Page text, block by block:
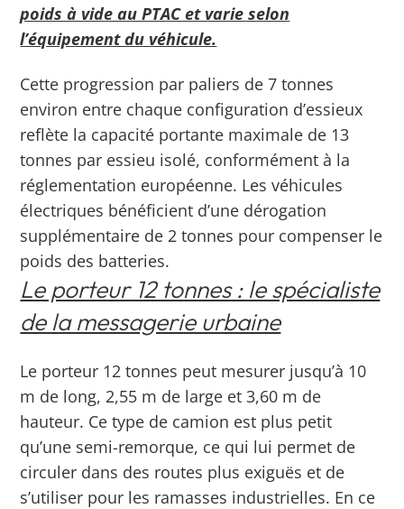
poids à vide au PTAC et varie selon
l’équipement du véhicule.
Cette progression par paliers de 7 tonnes
environ entre chaque configuration d’essieux
reflète la capacité portante maximale de 13
tonnes par essieu isolé, conformément à la
réglementation européenne. Les véhicules
électriques bénéficient d’une dérogation
supplémentaire de 2 tonnes pour compenser le
poids des batteries.
Le porteur 12 tonnes : le spécialiste
de la messagerie urbaine
Le porteur 12 tonnes peut mesurer jusqu’à 10
m de long, 2,55 m de large et 3,60 m de
hauteur. Ce type de camion est plus petit
qu’une semi-remorque, ce qui lui permet de
circuler dans des routes plus exiguës et de
s’utiliser pour les ramasses industrielles. En ce